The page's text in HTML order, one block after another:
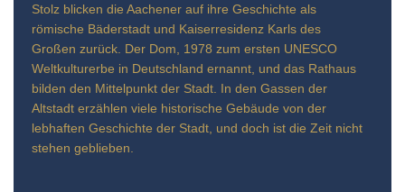
Stolz blicken die Aachener auf ihre Geschichte als
römische Bäderstadt und Kaiserresidenz Karls des
Großen zurück. Der Dom, 1978 zum ersten UNESCO
Weltkulturerbe in Deutschland ernannt, und das Rathaus
bilden den Mittelpunkt der Stadt. In den Gassen der
Altstadt erzählen viele historische Gebäude von der
lebhaften Geschichte der Stadt, und doch ist die Zeit nicht
stehen geblieben.